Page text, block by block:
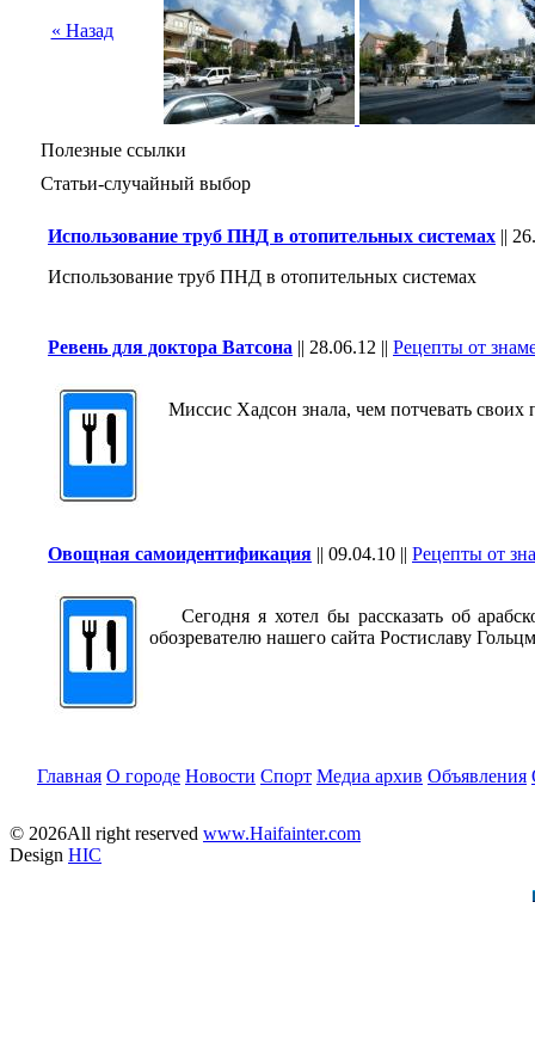
« Назад
Полезные ссылки
Статьи-случайный выбор
Использование труб ПНД в отопительных системаx ||
Использование труб ПНД в отопительных системаx
Ревень для доктора Ватсона || 28.06.12 || Рецепты от
Миссис Хадсон знала, чем потчевать своих
Овощная самоидентификация || 09.04.10 || Рецепты от
Сегодня я хотел бы рассказать об
обозревателю нашего сайта Ростиславу
Главная О городе Новости Спорт Медиа архив Объявления
© 2026All right reserved www.Haifainter.com
Design HIC